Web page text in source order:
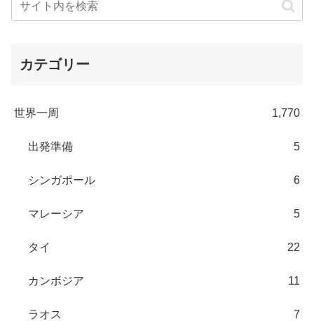
カテゴリー
世界一周 1,770
出発準備 5
シンガポール 6
マレーシア 5
タイ 22
カンボジア 11
ラオス 7